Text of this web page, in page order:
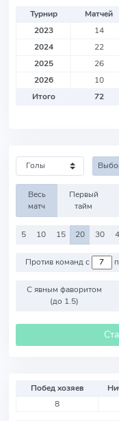
Турнир Матчей
2023
14
2024
22
2025
26
2026
10
Итого
72
Весь
матч
Первый
тайм
5 10 15 20 30
Против команд с
С явным фаворитом
(до 1.5)
Побед хозяев
8